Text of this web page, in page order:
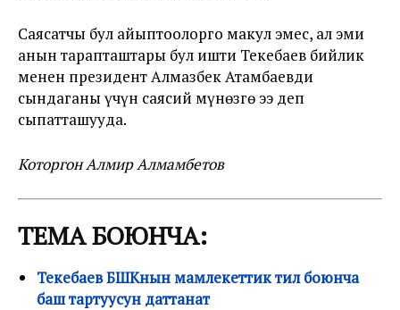
Саясатчы бул айыптоолорго макул эмес, ал эми
анын тарапташтары бул ишти Текебаев бийлик
менен президент Алмазбек Атамбаевди
сындаганы үчүн саясий мүнөзгө ээ деп
сыпатташууда.
Которгон Алмир Алмамбетов
ТЕМА БОЮНЧА:
Текебаев БШКнын мамлекеттик тил боюнча
баш тартуусун даттанат